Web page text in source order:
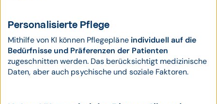
Personalisierte Pflege
Mithilfe von KI können Pflegepläne individuell auf die
Bedürfnisse und Präferenzen der Patienten
zugeschnitten werden. Das berücksichtigt medizinische
Daten, aber auch psychische und soziale Faktoren.